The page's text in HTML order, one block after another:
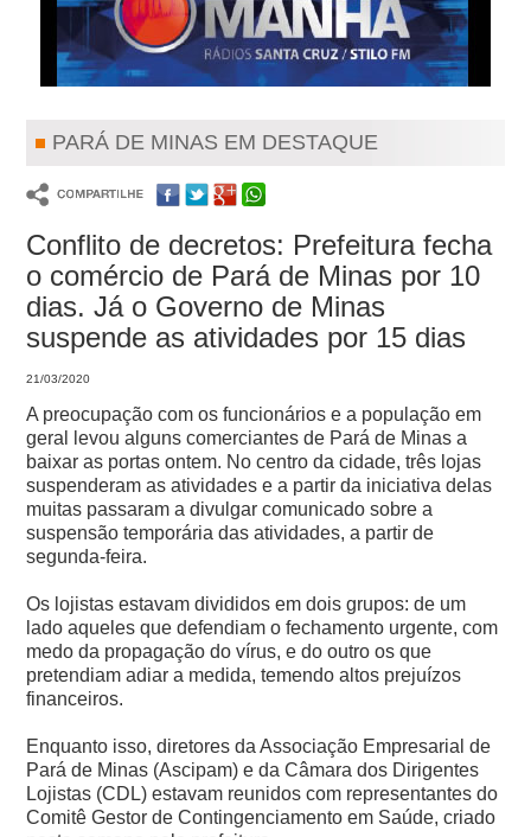
PARÁ DE MINAS EM DESTAQUE
Conflito de decretos: Prefeitura fecha
o comércio de Pará de Minas por 10
dias. Já o Governo de Minas
suspende as atividades por 15 dias
21/03/2020
A preocupação com os funcionários e a população em
geral levou alguns comerciantes de Pará de Minas a
baixar as portas ontem. No centro da cidade, três lojas
suspenderam as atividades e a partir da iniciativa delas
muitas passaram a divulgar comunicado sobre a
suspensão temporária das atividades, a partir de
segunda-feira.
Os lojistas estavam divididos em dois grupos: de um
lado aqueles que defendiam o fechamento urgente, com
medo da propagação do vírus, e do outro os que
pretendiam adiar a medida, temendo altos prejuízos
financeiros.
Enquanto isso, diretores da Associação Empresarial de
Pará de Minas (Ascipam) e da Câmara dos Dirigentes
Lojistas (CDL) estavam reunidos com representantes do
Comitê Gestor de Contingenciamento em Saúde, criado